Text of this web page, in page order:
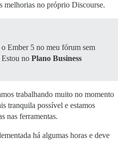
melhorias no próprio Discourse.
Ember 5 no meu fórum sem
no Plano Business
trabalhando muito no momento
tranquila possível e estamos
nas ferramentas.
há algumas horas e deve